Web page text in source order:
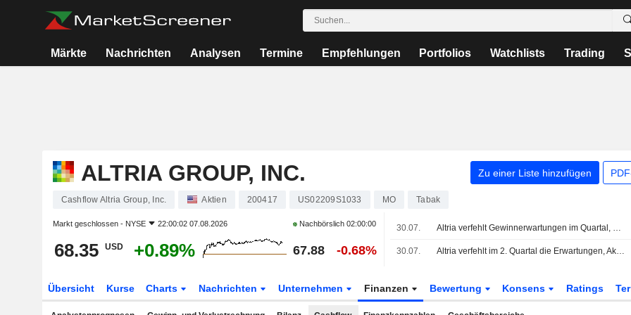
Märkte Nachrichten Analysen Termine Empfehlungen Portfolios Watchlists Trading
ALTRIA GROUP, INC. Zu einer Liste hinzufügen
Cashflow Altria Group, Inc. Aktien 200417 US02209S1033 MO Tabak
Markt geschlossen - NYSE 22:00:02 07.08.2026 Nachbörslich02:00:00
68.35 USD +0.89% 67.88 -0.68%
30.07. Altria verfehlt Gewinnerwartungen im Quartal, da die Nachfrage nach Premium-Zigaretten nachlässt
30.07. Altria verfehlt im 2. Quartal die Erwartungen, Aktie stolpert
Übersicht Kurse Charts Nachrichten Unternehmen Finanzen Bewertung Konsens Ratings